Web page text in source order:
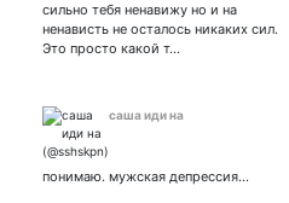
сильно тебя ненавижу но и на
ненависть не осталось никаких сил.
Это просто какой т…
саша иди на
понимаю. мужская депрессия...